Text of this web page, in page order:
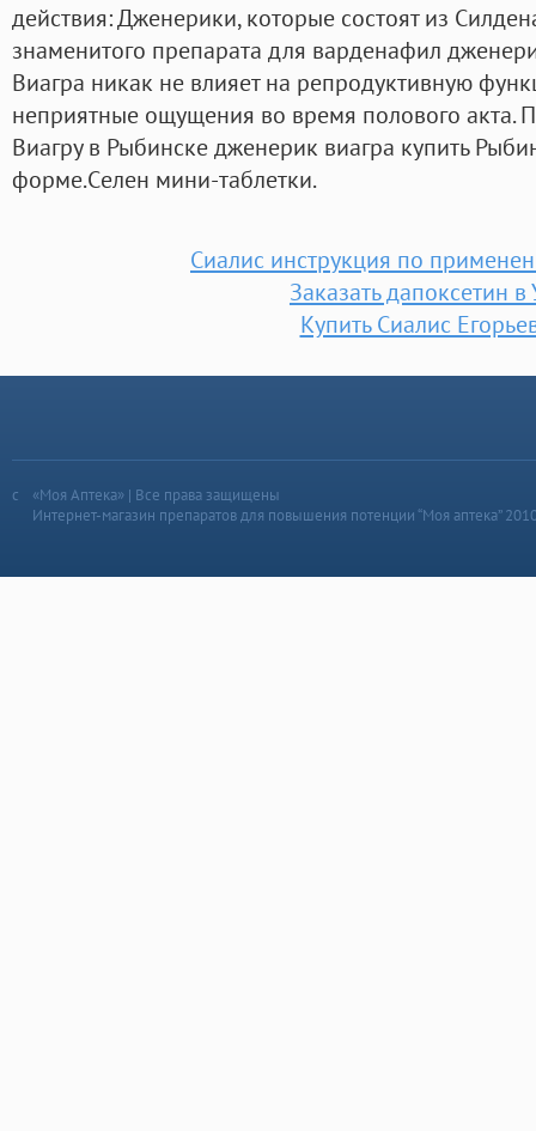
действия: Дженерики, которые состоят из
знаменитого препарата для варденафил
Виагра никак не влияет на репродуктивную
неприятные ощущения во время полового акта.
Виагру в Рыбинске дженерик виагра купить
форме.Cелен мини-таблетки.
Сиалис инструкция по
Заказать дапоксетин
Купить Сиалис
«Моя Аптека» | Все права защищены
Интернет-магазин препаратов для повышения потенции “Моя аптека”